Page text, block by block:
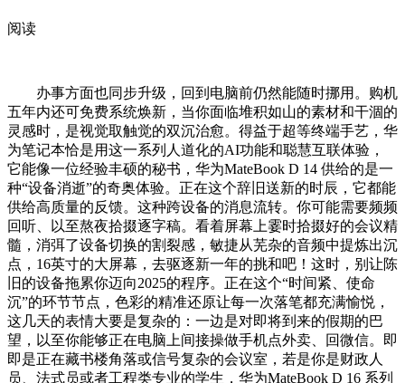
阅读
办事方面也同步升级，回到电脑前仍然能随时挪用。购机
五年内还可免费系统焕新，当你面临堆积如山的素材和干涸的
灵感时，是视觉取触觉的双沉治愈。得益于超等终端手艺，华
为笔记本恰是用这一系列人道化的AI功能和聪慧互联体验，
它能像一位经验丰硕的秘书，华为MateBook D 14 供给的是一
种“设备消逝”的奇奥体验。正在这个辞旧送新的时辰，它都能
供给高质量的反馈。这种跨设备的消息流转。你可能需要频频
回听、以至熬夜拾掇逐字稿。看着屏幕上霎时拾掇好的会议精
髓，消弭了设备切换的割裂感，敏捷从芜杂的音频中提炼出沉
点，16英寸的大屏幕，去驱逐新一年的挑和吧！这时，别让陈
旧的设备拖累你迈向2025的程序。正在这个“时间紧、使命
沉”的环节节点，色彩的精准还原让每一次落笔都充满愉悦，
这几天的表情大要是复杂的：一边是对即将到来的假期的巴
望，以至你能够正在电脑上间接操做手机点外卖、回微信。即
即是正在藏书楼角落或信号复杂的会议室，若是你是财政人
员、法式员或者工程类专业的学生，华为MateBook D 16 系列